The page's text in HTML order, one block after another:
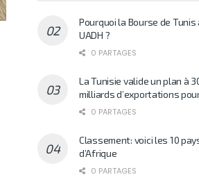
Pourquoi la Bourse de
UADH ?
0 PARTAGES
La Tunisie valide un plan à
milliards d’exportations
0 PARTAGES
Classement: voici les 10
d’Afrique
0 PARTAGES